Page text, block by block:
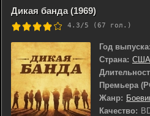
Дикая банда (1969)
4.3/5 (67 гол.)
Год выпуска:
Страна: США
Премьера
Жанр:
Качество: